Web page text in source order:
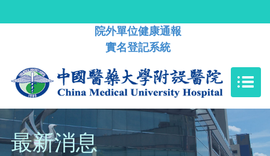
院外單位健康通報
實名登記系統
最新消息